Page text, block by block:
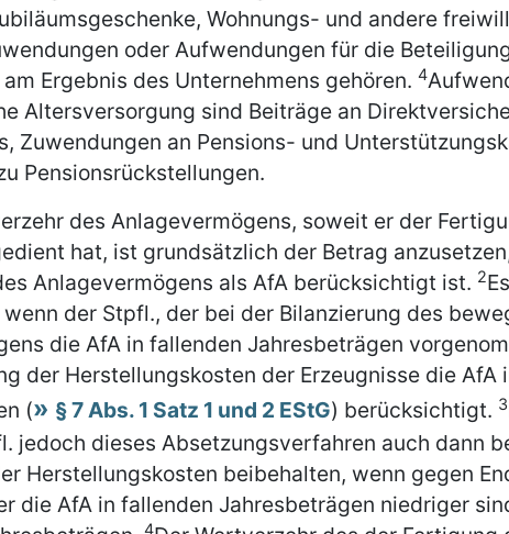
Wohnungs- und andere
oder Aufwendungen für die
Ergebnis des Unternehmens gehören. 4
Altersversorgung sind Beiträge an
Zuwendungen an Pensions- und
Pensionsrückstellungen.
des Anlagevermögens, soweit er der
hat, ist grundsätzlich der Betrag
Anlagevermögens als AfA berücksichtigt ist. 2
der Stpfl., der bei der Bilanzierung des
die AfA in fallenden Jahresbeträgen
der Herstellungskosten der Erzeugnisse die AfA
(
§ 7 Abs. 1 Satz 1 und 2 EStG) berücksichtigt. 3
jedoch dieses Absetzungsverfahren auch dann
Herstellungskosten beibehalten, wenn gegen
die AfA in fallenden Jahresbeträgen niedriger
4